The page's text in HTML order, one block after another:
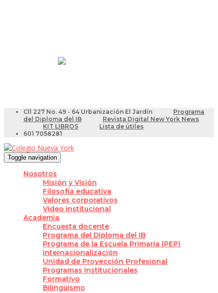
Cll 227 No. 49 - 64 Urbanización El Jardín
Programa
del Diploma del IB
Revista Digital New York News
KIT LIBROS
Lista de útiles
601 7058281
Toggle navigation
Nosotros
Misión y Visión
Filosofía educativa
Valores corporativos
Video institucional
Academia
Encuesta docente
Programa del Diploma del IB
Programa de la Escuela Primaria (PEP)
Internacionalización
Unidad de Proyección Profesional
Programas Institucionales
Formativo
Bilingüismo